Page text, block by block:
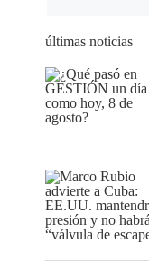
últimas noticias